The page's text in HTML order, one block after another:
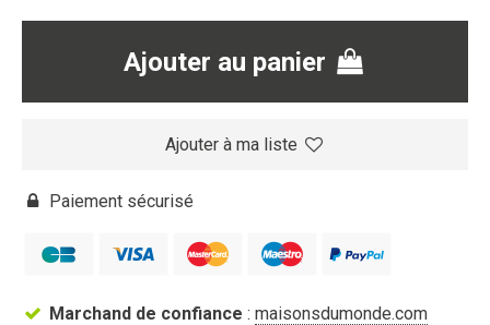
Ajouter au panier
Ajouter à ma liste
Paiement sécurisé
Marchand de confiance : maisonsdumonde.com